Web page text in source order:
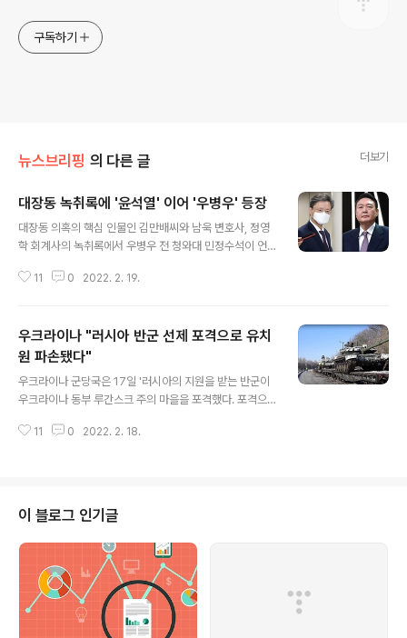
구독하기
뉴스브리핑 의 다른 글 더보기
대장동 녹취록에 '윤석열' 이어 '우병우' 등장
대장동 의혹의 핵심 인물인 김만배씨와 남욱 변호사, 정영
학 회계사의 녹취록에서 우병우 전 청와대 민정수석이 언
년 6월 27일자 녹취록에서 "지금 저기가 검찰 위에서 청와
"우병우 민정비서관으로 있잖아요"라고 언급했습니다. 이
시기는 이재명 후보가 대장동 공공개발 공약을 내걸고 성
남시장 재선에 성공한 직후로, 당시 박근혜 정부에 밉보여
끊임없는 방해와 탄압을 받았는데 그 중심에 박근혜 정권
실세였던 우병우 민정비서관이 있었다는 것입니다. 민주당
은 "녹취록에 등장하는 곽상도, 박영수, 윤석열, 우병우 모
11 0 2022. 2. 19.
우크라이나 "러시아 반군 선제 포격으로 유치
원 파손됐다"
우크라이나 군당국은 17일 '러시아의 지원을 받는 반군이
우크라이나 동부 루간스크 주의 마을을 포격했다. 포격으
발표했습니다. 러시아 매체들은 우크라이나 군이 먼저 공
대응 공격을 하지 않았다”고 주장했습니다. 우크라이나 동
부 돈바스 지역의 친러시아 분리주의 세력은, 2014년 러
시아가 우크라이나에 속했던 크림반도를 병합하자 ‘도네츠
크인민공화국’과 ‘루간스크인민공화국’ 수립을 선포하고
무장 독립 투쟁을 벌이고 있습니다. 국제사회는 물론 러시
아도 아직 두 공화국의 독립을 인정하지 않고 있..
11 0 2022. 2. 18.
이 블로그 인기글